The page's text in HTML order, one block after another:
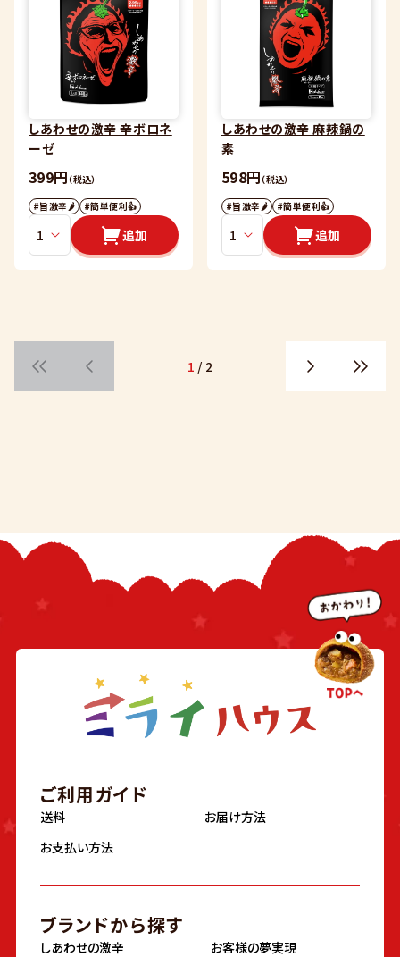
しあわせの激辛 辛ボロネ
ーゼ
399円（税込）
#旨激辛🌶
#簡単便利👍
追加
しあわせの激辛 麻辣鍋の
素
598円（税込）
#旨激辛🌶
#簡単便利👍
追加
1 / 2
ご利用ガイド
送料
お届け方法
お支払い方法
ブランドから探す
しあわせの激辛
お客様の夢実現